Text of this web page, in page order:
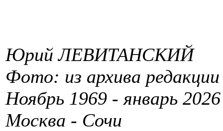
Юрий ЛЕВИТАНСКИЙ
Фото: из архива редакции
Ноябрь 1969 - январь 2026
Москва - Сочи